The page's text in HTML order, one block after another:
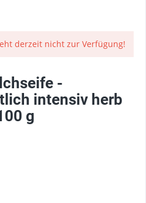
derzeit nicht zur Verfügung!
-
intensiv herb
g